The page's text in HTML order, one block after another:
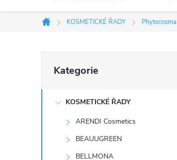
Domů
KOSMETICKÉ ŘADY
o
kategorie
Kategorie
KOSMETICKÉ ŘADY
ARENDI Cosmetics
BEAUUGREEN
BELLMONA